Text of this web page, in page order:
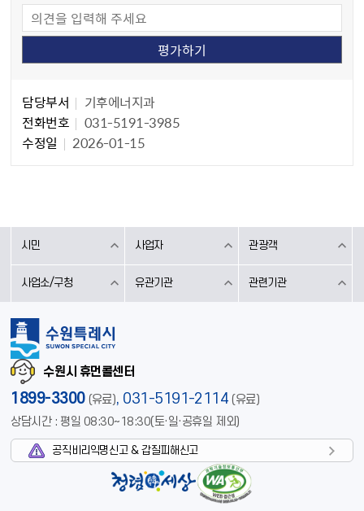
담당부서
기후에너지과
전화번호
031-5191-3985
수정일
2026-01-15
시민 사업자 관광객
사업소/구청 유관기관 관련기관
수원시 휴먼콜센터
1899-3300 (유료), 031-5191-2114 (유료)
상담시간 : 평일 08:30~18:30(토·일·공휴일 제외)
공직비리익명신고 & 갑질피해신고